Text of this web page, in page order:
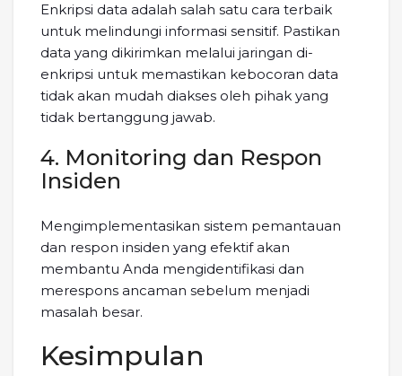
Enkripsi data adalah salah satu cara terbaik
untuk melindungi informasi sensitif. Pastikan
data yang dikirimkan melalui jaringan di-
enkripsi untuk memastikan kebocoran data
tidak akan mudah diakses oleh pihak yang
tidak bertanggung jawab.
4. Monitoring dan Respon
Insiden
Mengimplementasikan sistem pemantauan
dan respon insiden yang efektif akan
membantu Anda mengidentifikasi dan
merespons ancaman sebelum menjadi
masalah besar.
Kesimpulan